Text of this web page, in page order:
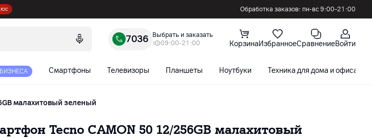
Обработка заказов: пн-вс 9:00–21:00
7036
Выбрать и заказать
09:00-21:00
КорзинаИзбранноеСравнениеВойти
Смартфоны Телевизоры Планшеты Ноутбуки Техника для дома и офиса
малахитовый зеленый
Tecno CAMON 50 12/256GB малахитовый